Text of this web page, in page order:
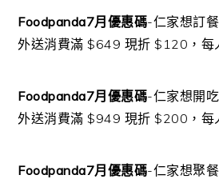
Foodpanda7月優惠碼-仁家想訂
外送消費滿 $649 現折 $120，每
Foodpanda7月優惠碼-仁家想開
外送消費滿 $949 現折 $200，每
Foodpanda7月優惠碼-仁家想聚